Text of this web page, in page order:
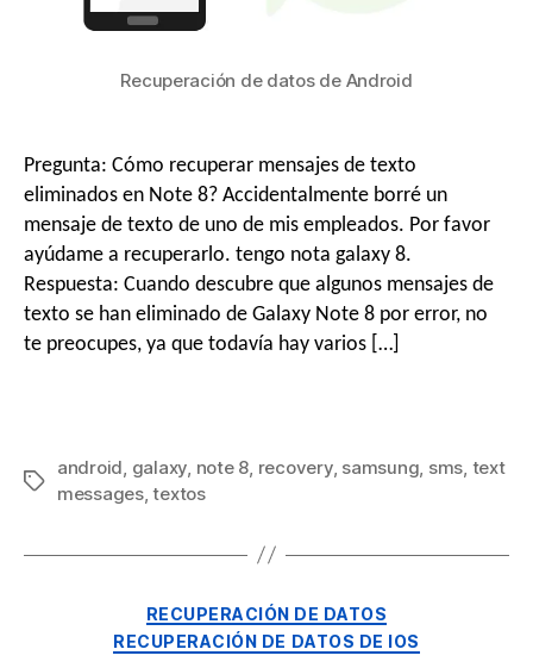
Recuperación de datos de Android
Pregunta: Cómo recuperar mensajes de texto
eliminados en Note 8? Accidentalmente borré un
mensaje de texto de uno de mis empleados. Por favor
ayúdame a recuperarlo. tengo nota galaxy 8.
Respuesta: Cuando descubre que algunos mensajes de
texto se han eliminado de Galaxy Note 8 por error, no
te preocupes, ya que todavía hay varios […]
android galaxy note8 recovery, samsung sms text
messages,textos
RECUPERACIÓN DE DATOS
RECUPERACIÓN DE DATOS DE IOS